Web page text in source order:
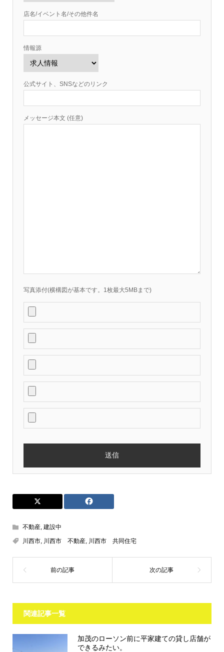
店名/イベント名/その他件名
情報源
公式サイト、SNSなどのリンク
メッセージ本文 (任意)
写真添付(横構図が基本です。1枚最大5MBまで)
不動産, 建設中
川西市, 川西市 不動産, 川西市 共同住宅
関連記事一覧
加茂のローソン前に平家建ての貸し店舗が
できるみたい。